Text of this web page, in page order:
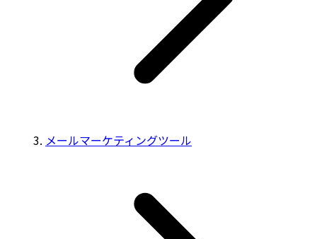
メールマーケティングツール